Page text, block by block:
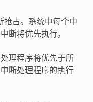
抢占。系统中每个中
断将优先执行。
理程序将优先于所
断处理程序的执行